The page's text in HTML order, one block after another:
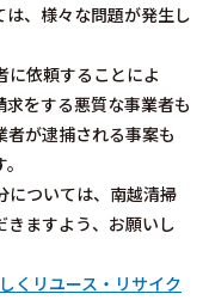
、様々な問題が発生し
に依頼することによ
をする悪質な事業者も
が逮捕される事案も
については、南越清掃
きますよう、お願いし
くリユース・リサイク